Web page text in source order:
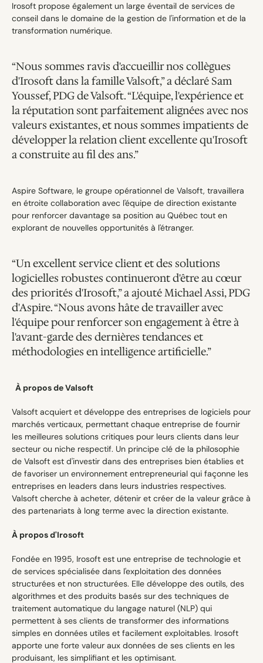
Irosoft propose également un large éventail de services de
conseil dans le domaine de la gestion de l'information et de la
transformation numérique.
“Nous sommes ravis d'accueillir nos collègues
d'Irosoft dans la famille Valsoft,” a déclaré Sam
Youssef, PDG de Valsoft. “L'équipe, l'expérience et
la réputation sont parfaitement alignées avec nos
valeurs existantes, et nous sommes impatients de
développer la relation client excellente qu'Irosoft
a construite au fil des ans.”
Aspire Software, le groupe opérationnel de Valsoft, travaillera
en étroite collaboration avec l'équipe de direction existante
pour renforcer davantage sa position au Québec tout en
explorant de nouvelles opportunités à l'étranger.
“Un excellent service client et des solutions
logicielles robustes continueront d'être au cœur
des priorités d'Irosoft,” a ajouté Michael Assi, PDG
d'Aspire. “Nous avons hâte de travailler avec
l'équipe pour renforcer son engagement à être à
l'avant-garde des dernières tendances et
méthodologies en intelligence artificielle.”
À propos de Valsoft
Valsoft acquiert et développe des entreprises de logiciels pour
marchés verticaux, permettant chaque entreprise de fournir
les meilleures solutions critiques pour leurs clients dans leur
secteur ou niche respectif. Un principe clé de la philosophie
de Valsoft est d'investir dans des entreprises bien établies et
de favoriser un environnement entrepreneurial qui façonne les
entreprises en leaders dans leurs industries respectives.
Valsoft cherche à acheter, détenir et créer de la valeur grâce à
des partenariats à long terme avec la direction existante.
À propos d'Irosoft
Fondée en 1995, Irosoft est une entreprise de technologie et
de services spécialisée dans l'exploitation des données
structurées et non structurées. Elle développe des outils, des
algorithmes et des produits basés sur des techniques de
traitement automatique du langage naturel (NLP) qui
permettent à ses clients de transformer des informations
simples en données utiles et facilement exploitables. Irosoft
apporte une forte valeur aux données de ses clients en les
produisant, les simplifiant et les optimisant.